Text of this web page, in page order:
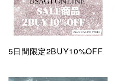
5日間限定2BUY10%OFF